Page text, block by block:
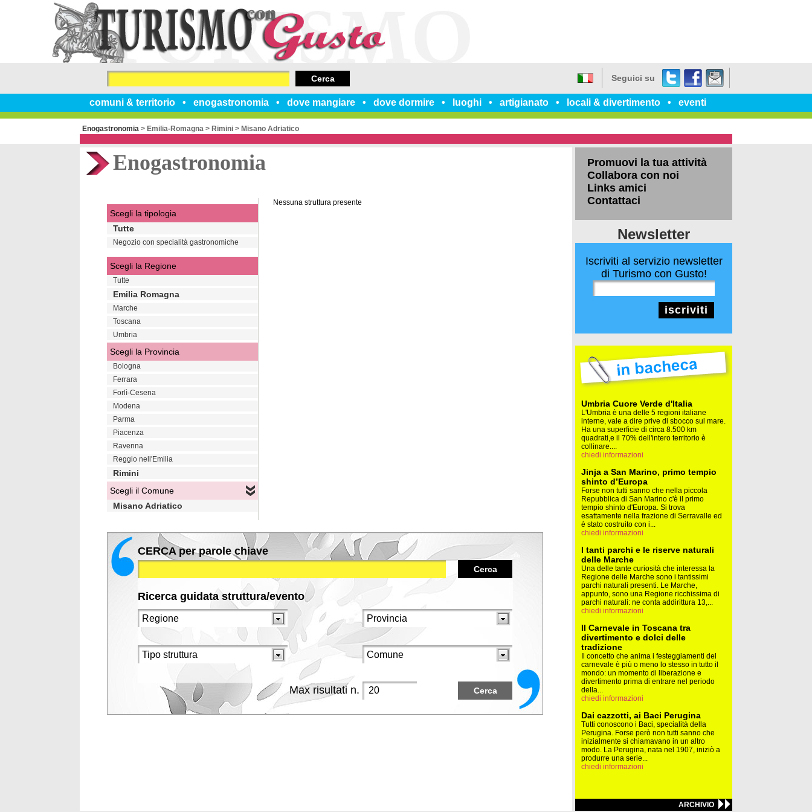
comuni & territorio enogastronomia dove mangiare dove dormire luoghi artigianato locali & divertimento eventi
Seguici su TwitterFacebook
un
Cerca
Enogastronomia > Emilia-Romagna > Rimini > Misano Adriatico
Enogastronomia
Nessuna struttura presente
Scegli la tipologia
Tutte
Negozio con specialità gastronomiche
Scegli la Regione
Tutte
Emilia Romagna
Marche
Toscana
Umbria
Scegli la Provincia
Bologna
Ferrara
Forlì-Cesena
Modena
Parma
Piacenza
Ravenna
Reggio nell'Emilia
Rimini
Scegli il Comune
Misano Adriatico
CERCA per parole chiave
Cerca
Ricerca guidata struttura/evento
Max risultati n. Cerca
Promuovi la tua attività
Collabora con noi
Links amici
Contattaci
Newsletter
Iscriviti al servizio newsletter
di Turismo con Gusto!
iscriviti
Umbria Cuore Verde d'Italia
L'Umbria è una delle 5 regioni italiane
interne, vale a dire prive di sbocco sul mare.
Ha una superficie di circa 8.500 km
quadrati,e il 70% dell'intero territorio è
collinare....
chiedi informazioni
Jinja a San Marino, primo tempio
shinto d’Europa
Forse non tutti sanno che nella piccola
Repubblica di San Marino c'è il primo
tempio shinto d'Europa. Si trova
esattamente nella frazione di Serravalle ed
è stato costruito con i...
chiedi informazioni
I tanti parchi e le riserve naturali
delle Marche
Una delle tante curiosità che interessa la
Regione delle Marche sono i tantissimi
parchi naturali presenti. Le Marche,
appunto, sono una Regione ricchissima di
parchi naturali: ne conta addirittura 13,...
chiedi informazioni
Il Carnevale in Toscana tra
divertimento e dolci delle
tradizione
Il concetto che anima i festeggiamenti del
carnevale è più o meno lo stesso in tutto il
mondo: un momento di liberazione e
divertimento prima di entrare nel periodo
della...
chiedi informazioni
Dai cazzotti, ai Baci Perugina
Tutti conoscono i Baci, specialità della
Perugina. Forse però non tutti sanno che
inizialmente si chiamavano in un altro
modo. La Perugina, nata nel 1907, iniziò a
produrre una serie...
chiedi informazioni
ARCHIVIO